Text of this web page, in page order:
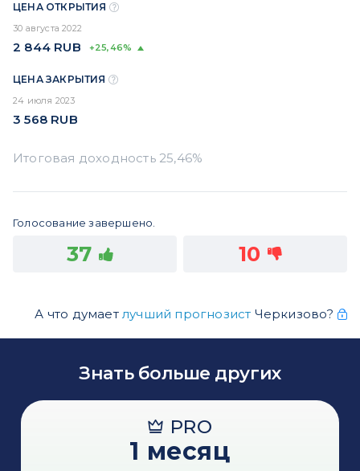
ЦЕНА ОТКРЫТИЯ
30 августа 2022
2 844 RUB +25,46%
ЦЕНА ЗАКРЫТИЯ
24 июля 2023
3 568 RUB
Голосование завершено.
37 10
А что думает лучший прогнозист Черкизово?
Знать больше других
PRO
1 месяц